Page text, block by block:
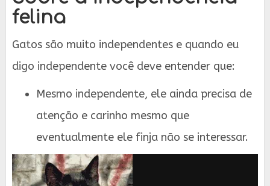
felina
Gatos são muito independentes e quando eu
digo independente você deve entender que:
Mesmo independente, ele ainda precisa de
atenção e carinho mesmo que
eventualmente ele finja não se interessar.